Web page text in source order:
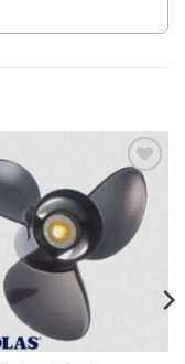
Auf die
Wunschliste